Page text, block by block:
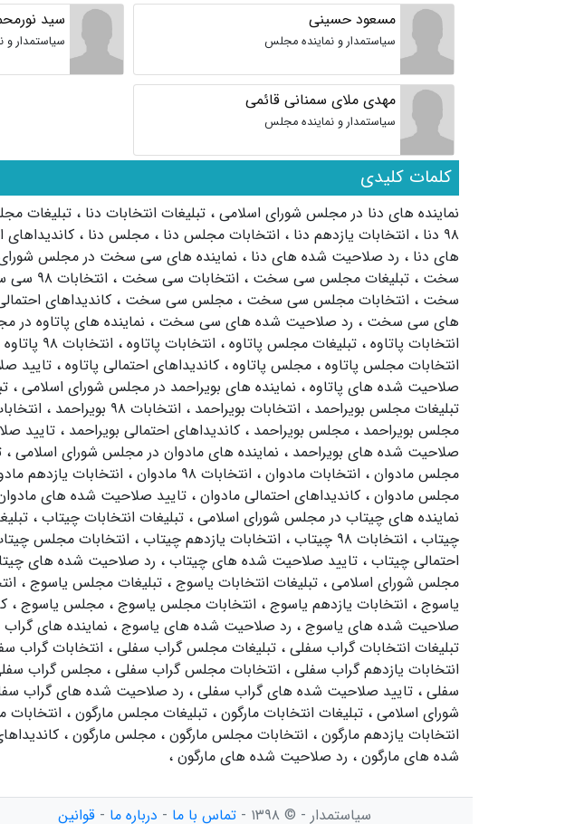
مسعود حسینی
سیاستمدار و نماینده مجلس
سید
سیاستمدار
مهدی ملای سمنانی قائمی
سیاستمدار و نماینده مجلس
کلمات کلیدی
نماینده های دنا در مجلس شورای اسلامی ، تبلیغات انتخابات دنا ، تبلیغات
۹۸ دنا
، انتخابات یازدهم دنا ، انتخابات مجلس دنا ، مجلس دنا ، کاندیداهای
های دنا ، رد صلاحیت شده های دنا ، نماینده های سی سخت در مجلس
سخت ، تبلیغات مجلس سی سخت ، انتخابات سی سخت ، انتخابات ۹۸ سی سخت
سخت ، انتخابات مجلس سی سخت ، مجلس سی سخت ، کاندیداهای
های سی سخت ، رد صلاحیت شده های سی سخت ، نماینده های پاتاوه
انتخابات پاتاوه ، تبلیغات مجلس پاتاوه ، انتخابات پاتاوه ، انتخابات ۹۸ پاتاوه
انتخابات مجلس پاتاوه ، مجلس پاتاوه ، کاندیداهای احتمالی پاتاوه ، تایید
صلاحیت شده های پاتاوه ، نماینده های بویراحمد در مجلس شورای اسلامی ،
تبلیغات مجلس بویراحمد ، انتخابات بویراحمد ، انتخابات ۹۸ بویراحمد ،
مجلس بویراحمد ، مجلس بویراحمد ، کاندیداهای احتمالی بویراحمد ، تایید
صلاحیت شده های بویراحمد ، نماینده های مادوان در مجلس شورای اسلامی ،
مجلس مادوان ، انتخابات مادوان ، انتخابات ۹۸ مادوان ، انتخابات یازدهم
مجلس مادوان ، کاندیداهای احتمالی مادوان ، تایید صلاحیت شده های
نماینده های چیتاب در مجلس شورای اسلامی ، تبلیغات انتخابات چیتاب ،
چیتاب ، انتخابات ۹۸ چیتاب ، انتخابات یازدهم چیتاب ، انتخابات مجلس
احتمالی چیتاب ، تایید صلاحیت شده های چیتاب ، رد صلاحیت شده های
مجلس شورای اسلامی ، تبلیغات انتخابات یاسوج ، تبلیغات مجلس یاسوج ،
یاسوج ، انتخابات یازدهم یاسوج ، انتخابات مجلس یاسوج ، مجلس یاسوج ،
صلاحیت شده های یاسوج ، رد صلاحیت شده های یاسوج ، نماینده های
تبلیغات انتخابات گراب سفلی ، تبلیغات مجلس گراب سفلی ، انتخابات گراب
انتخابات یازدهم گراب سفلی ، انتخابات مجلس گراب سفلی ، مجلس گراب
سفلی ، تایید صلاحیت شده های گراب سفلی ، رد صلاحیت شده های گراب
شورای اسلامی ، تبلیغات انتخابات مارگون ، تبلیغات مجلس مارگون ، انتخابات
انتخابات یازدهم مارگون ، انتخابات مجلس مارگون ، مجلس مارگون ،
شده های مارگون ، رد صلاحیت شده های مارگون ،
سیاستمدار - © ۱۳۹۸ - تماس با ما - درباره ما - قوانین